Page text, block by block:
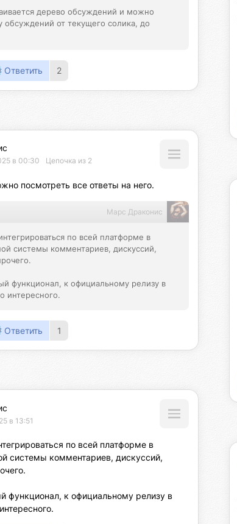
дерево обсуждений и можно
обсуждений от текущего солика, до
Ответить 2
в 00:30 Цепочка из 2
посмотреть все ответы на него.
Марс Драконис
по всей платформе в
системы комментариев, дискуссий,
функционал, к официальному релизу в
интересного.
Ответить 1
в 13:51
по всей платформе в
системы комментариев, дискуссий,
функционал, к официальному релизу в